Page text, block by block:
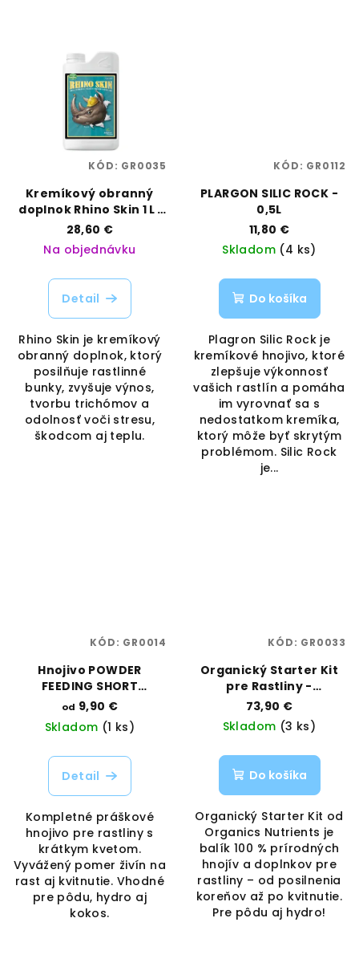
Kremíkový obranný
doplnok Rhino Skin 1 L |
Advanced Nutrients |
Vaporama
28,60 €
Na objednávku
Detail
Rhino Skin je kremíkový
obranný doplnok, ktorý
posilňuje rastlinné
bunky, zvyšuje výnos,
tvorbu trichómov a
odolnosť voči stresu,
škodcom aj teplu.
KÓD: GR0035
PLARGON SILIC ROCK -
0,5L
11,80 €
Skladom (4 ks)
Do košíka
Plagron Silic Rock je
kremíkové hnojivo, ktoré
zlepšuje výkonnosť
vašich rastlín a pomáha
im vyrovnať sa s
nedostatkom kremíka,
ktorý môže byť skrytým
problémom. Silic Rock
je...
KÓD: GR0112
Hnojivo POWDER
FEEDING SHORT
FLOWERING | Green
House Feeding |
Vaporama
od 9,90 €
Skladom (1 ks)
Detail
Kompletné práškové
hnojivo pre rastliny s
krátkym kvetom.
Vyvážený pomer živín na
rast aj kvitnutie. Vhodné
pre pôdu, hydro aj
kokos.
KÓD: GR0014
Organický Starter Kit
pre Rastliny -
Kompletná Bio Výživa |
Organics Nutrients
73,90 €
Skladom (3 ks)
Do košíka
Organický Starter Kit od
Organics Nutrients je
balík 100 % prírodných
hnojív a doplnkov pre
rastliny – od posilnenia
koreňov až po kvitnutie.
Pre pôdu aj hydro!
KÓD: GR0033